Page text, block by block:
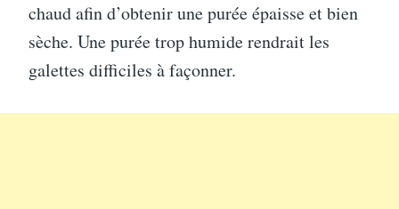
chaud afin d’obtenir une purée épaisse et bien
sèche. Une purée trop humide rendrait les
galettes difficiles à façonner.